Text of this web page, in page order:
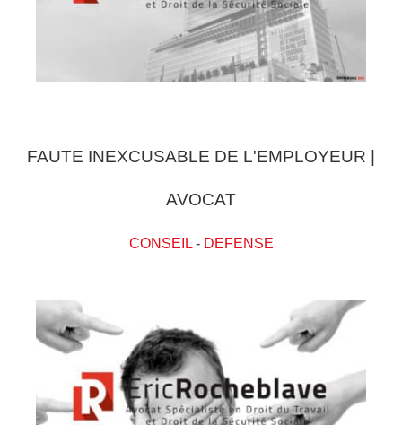
FAUTE INEXCUSABLE DE L'EMPLOYEUR |
AVOCAT
CONSEIL- DEFENSE